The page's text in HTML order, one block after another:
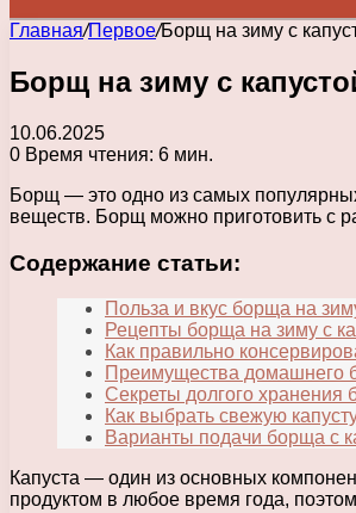
Главная/Первое/Борщ на зиму с
Борщ на зиму с
10.06.2025
0 Время чтения: 6 мин.
Борщ — это одно из самых
веществ. Борщ можно приготовить с
Содержание статьи:
Польза и вкус борща на
Рецепты борща на зиму с
Как правильно
Преимущества домашнего
Секреты долгого хранения
Как выбрать свежую
Варианты подачи борща с
Капуста — один из основных
продуктом в любое время года,